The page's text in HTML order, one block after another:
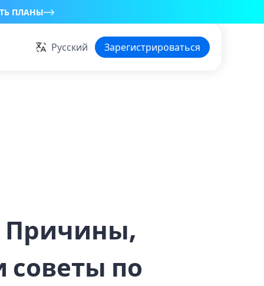
ПЛАНЫ
Русский Зарегистрироваться
Причины,
советы по